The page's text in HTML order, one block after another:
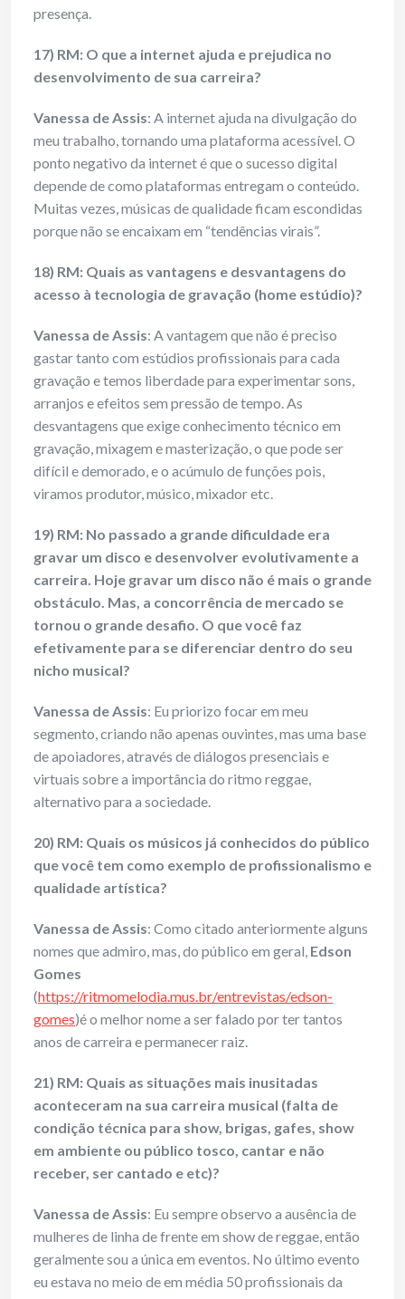
presença.
17) RM: O que a internet ajuda e prejudica no
desenvolvimento de sua carreira?
Vanessa de Assis: A internet ajuda na divulgação do
meu trabalho, tornando uma plataforma acessível. O
ponto negativo da internet é que o sucesso digital
depende de como plataformas entregam o conteúdo.
Muitas vezes, músicas de qualidade ficam escondidas
porque não se encaixam em “tendências virais”.
18) RM: Quais as vantagens e desvantagens do
acesso à tecnologia de gravação (home estúdio)?
Vanessa de Assis: A vantagem que não é preciso
gastar tanto com estúdios profissionais para cada
gravação e temos liberdade para experimentar sons,
arranjos e efeitos sem pressão de tempo. As
desvantagens que exige conhecimento técnico em
gravação, mixagem e masterização, o que pode ser
difícil e demorado, e o acúmulo de funções pois,
viramos produtor, músico, mixador etc.
19) RM: No passado a grande dificuldade era
gravar um disco e desenvolver evolutivamente a
carreira. Hoje gravar um disco não é mais o grande
obstáculo. Mas, a concorrência de mercado se
tornou o grande desafio. O que você faz
efetivamente para se diferenciar dentro do seu
nicho musical?
Vanessa de Assis: Eu priorizo focar em meu
segmento, criando não apenas ouvintes, mas uma base
de apoiadores, através de diálogos presenciais e
virtuais sobre a importância do ritmo reggae,
alternativo para a sociedade.
20) RM: Quais os músicos já conhecidos do público
que você tem como exemplo de profissionalismo e
qualidade artística?
Vanessa de Assis: Como citado anteriormente alguns
nomes que admiro, mas, do público em geral, Edson
Gomes
(https://ritmomelodia.mus.br/entrevistas/edson-
gomes)é o melhor nome a ser falado por ter tantos
anos de carreira e permanecer raiz.
21) RM: Quais as situações mais inusitadas
aconteceram na sua carreira musical (falta de
condição técnica para show, brigas, gafes, show
em ambiente ou público tosco, cantar e não
receber, ser cantado e etc)?
Vanessa de Assis: Eu sempre observo a ausência de
mulheres de linha de frente em show de reggae, então
geralmente sou a única em eventos. No último evento
eu estava no meio de em média 50 profissionais da